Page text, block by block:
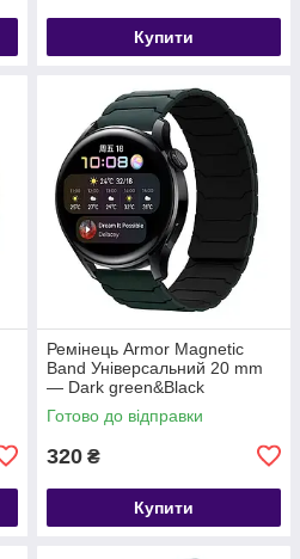
Купити
Ремінець Armor Magnetic
Band Універсальний 20 mm
— Dark green&Black
Готово до відправки
320 ₴
Купити